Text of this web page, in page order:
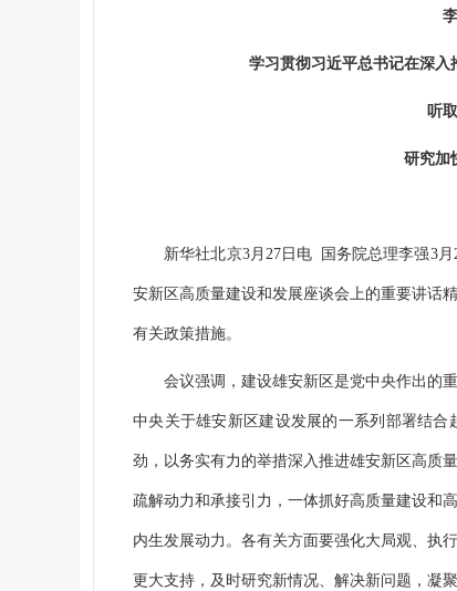
学习贯彻习近平总书记在深
听
研究加
新华社北京3月27日电 国务院总理李强3
安新区高质量建设和发展座谈会上的重要讲话
有关政策措施。
会议强调，建设雄安新区是党中央作出的
中央关于雄安新区建设发展的一系列部署结
劲，以务实有力的举措深入推进雄安新区高质
疏解动力和承接引力，一体抓好高质量建设和
内生发展动力。各有关方面要强化大局观、执
更大支持，及时研究新情况、解决新问题，凝